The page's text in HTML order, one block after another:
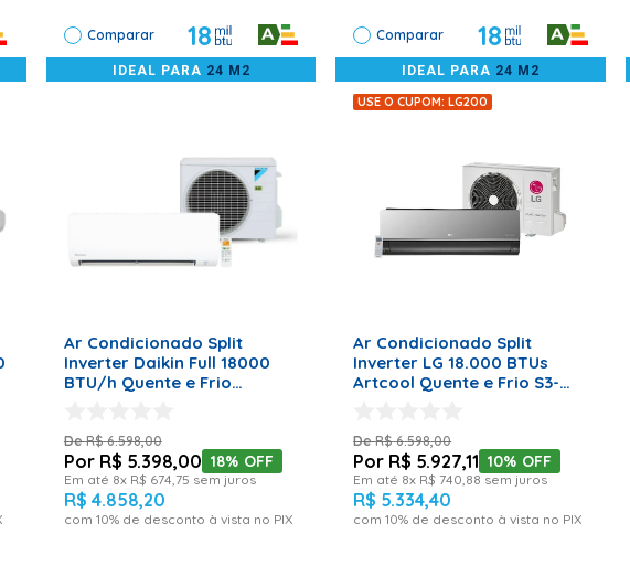
por profissionais habilitados.
Comparar 18
IDEAL PARA 24 M2
Ar Condicionado Split
Inverter Daikin Full 18000
BTU/h Quente e Frio
R$ 6.598,00
R$ 5.398,00 18% OFF
Em até 8x R$ 674 75 sem juros
R$ 4.858,20
com 10% de desconto à vista no PIX
Comparar 18
IDEAL PARA 24 M2
USE O CUPOM: LG200
Ar Condicionado Split
Inverter LG 18.000 BTUs
Artcool Quente e Frio S3-
R$ 6.598,00
R$ 5.927,11 10% OFF
Em até 8x R$ 740 88sem juros
R$ 5.334,40
com10% de desconto à vista no PIX